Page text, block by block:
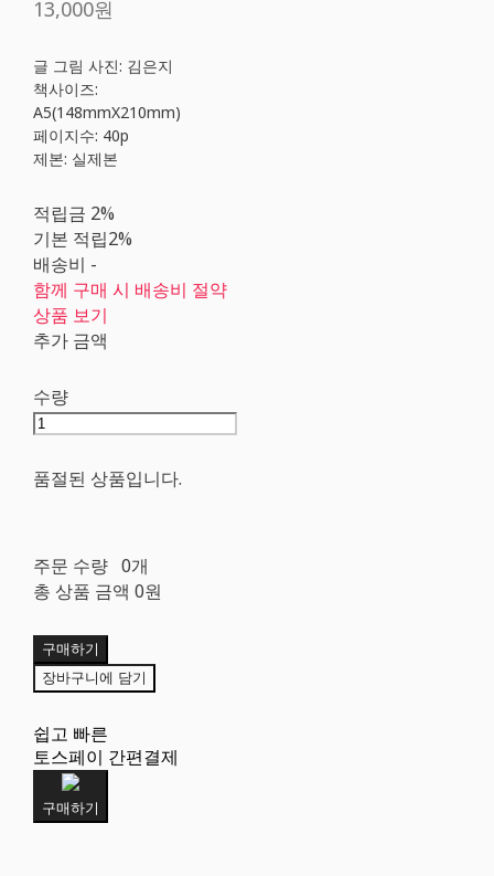
13,000원
글 그림 사진: 김은지
책사이즈:
A5(148mmX210mm)
페이지수: 40p
제본: 실제본
적립금 2%
기본 적립2%
배송비 -
함께 구매 시 배송비 절약
상품 보기
추가 금액
수량
품절된 상품입니다.
주문 수량 0개
총 상품 금액 0원
구매하기
장바구니에 담기
쉽고 빠른
토스페이 간편결제
구매하기